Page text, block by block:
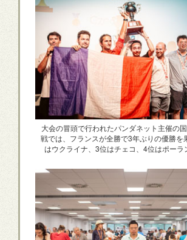
大会の冒頭で行われたパンダネット主催の
戦では、フランスが全勝で3年ぶりの優勝を
はウクライナ、3位はチェコ、4位はポーラ